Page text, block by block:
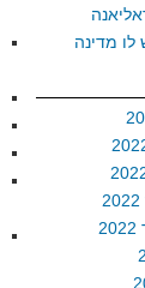
מדינה